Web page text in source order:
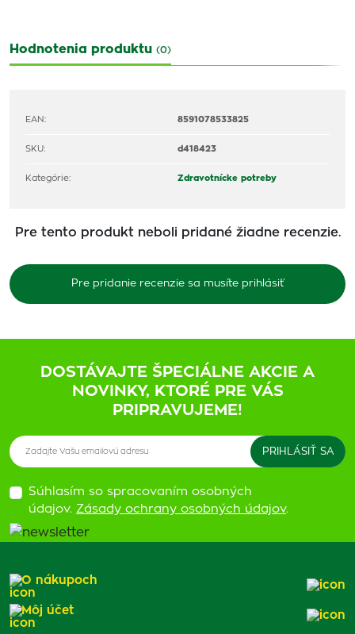
Hodnotenia produktu (0)
EAN: 8591078533825
SKU: d418423
Kategórie: Zdravotnícke potreby
Pre tento produkt neboli pridané žiadne recenzie.
Pre pridanie recenzie sa musíte prihlásiť
DOSTÁVAJTE ŠPECIÁLNE AKCIE A
NOVINKY, KTORÉ PRE VÁS
PRIPRAVUJEME!
Súhlasím so spracovaním osobných
údajov. Zásady ochrany osobných údajov.
O nákupoch
Môj účet